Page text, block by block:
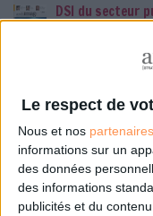
Le respect de
Nous et nos partenaires
informations sur un
des données
des informations
publicités et du
DSI du secteur
IA génératives :
Archivage
outils